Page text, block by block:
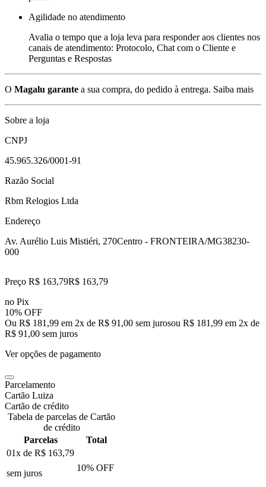
Agilidade no atendimento
Avalia o tempo que a loja leva para responder aos clientes nos
canais de atendimento: Protocolo, Chat com o Cliente e
Perguntas e Respostas
O Magalu garante a sua compra, do pedido à entrega. Saiba mais
Sobre a loja
CNPJ
45.965.326/0001-91
Razão Social
Rbm Relogios Ltda
Endereço
Av. Aurélio Luis Mistiéri, 270Centro - FRONTEIRA/MG38230-
000
Preço R$ 163,79R$ 163,79
no Pix
10% OFF
Ou R$ 181,99 em 2x de R$ 91,00 sem jurosou R$ 181,99 em 2x de
R$ 91,00 sem juros
Ver opções de pagamento
Parcelamento
Cartão Luiza
Cartão de crédito
Tabela de parcelas de Cartão
de crédito
Parcelas
Total
01x de R$ 163,79
sem juros
10% OFF